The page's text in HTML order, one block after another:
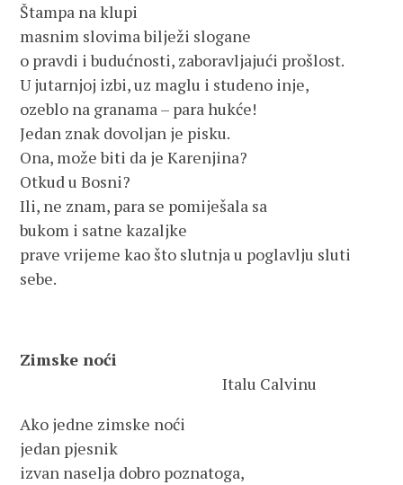
Štampa na klupi
masnim slovima bilježi slogane
o pravdi i budućnosti, zaboravljajući prošlost.
U jutarnjoj izbi, uz maglu i studeno inje,
ozeblo na granama – para hukće!
Jedan znak dovoljan je pisku.
Ona, može biti da je Karenjina?
Otkud u Bosni?
Ili, ne znam, para se pomiješala sa
bukom i satne kazaljke
prave vrijeme kao što slutnja u poglavlju sluti
sebe.
Zimske noći
Italu Calvinu
Ako jedne zimske noći
jedan pjesnik
izvan naselja dobro poznatoga,